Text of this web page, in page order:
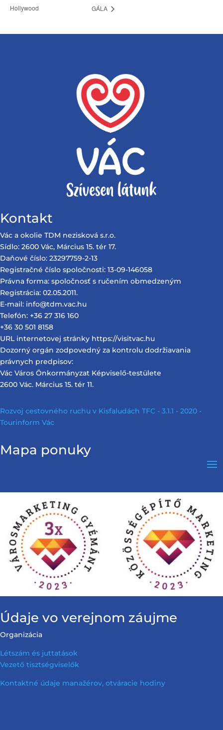
Hollywood
GÁLA
Kontakt
Vác a okolie TDM nezisková s.r.o.
Sídlo: 2600 Vác, Március 15. tér 17.
Daňové číslo: 23297759-2-13
Registračné číslo spoločnosti: 13-09-146058
Právna forma: spoločnosť s ručením obmedzeným
Registrácia: 02.05.2011.
E-mail: info@tdm.vac.hu
Telefón: +36 27 316 160
+36 30 501 8158
URL internetovej stránky https://visitvac.hu
Dozorný orgán zodpovedný za kontrolu dodržiavania
právnych predpisov:
Vác Város Önkormányzat Képviselő-testülete
2600 Vác. Március 15. tér 11.
Rozvoj cestovného ruchu v Kisfaludách TFC - 3.1.1 - 2020 -
Tourinform Vác
Mapa ponuky
Údaje vo verejnom záujme
Organizácia
Létszám és juttatások
Vezető tisztségviselők
Kontaktné údaje manažérov, otváracie hodiny